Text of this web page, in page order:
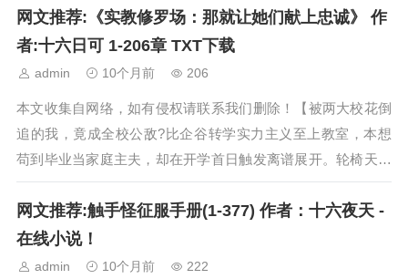
网文推荐:《实教修罗场：那就让她们献上忠诚》 作
者:十六日可 1-206章 TXT下载
admin 10个月前 206
本文收集自网络，如有侵权请联系我们删除！【被两大校花倒
追的我，竟成全校公敌?比企谷转学实力主义至上教室，本想
苟到毕业当家庭主夫，却在开学首日触发离谱展开。轮椅天才
少女坂柳有栖当众宣布“这是我的未婚夫”...
网文推荐:触手怪征服手册(1-377) 作者：十六夜天 -
在线小说！
admin 10个月前 222